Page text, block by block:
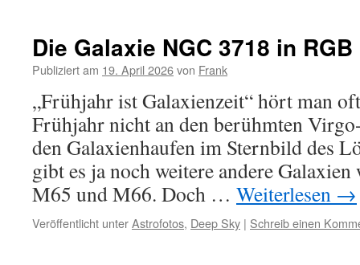
Die Galaxie NGC 3718 in RGB
Publiziert am 19. April 2026von Frank
„Frühjahr ist Galaxienzeit“ hört man
Frühjahr nicht an den berühmten
den Galaxienhaufen im Sternbild des
gibt es ja noch weitere andere Galaxien
M65 und M66. Doch … Weiterlesen →
Veröffentlicht unterAstrofotos, Deep Sky | Schreib einen